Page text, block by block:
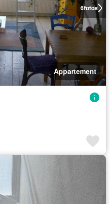
6fotos
Appartement